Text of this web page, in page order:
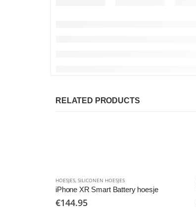
RELATED PRODUCTS
HOESJES, SILICONEN HOESJES
iPhone XR Smart Battery hoesje
€144.95